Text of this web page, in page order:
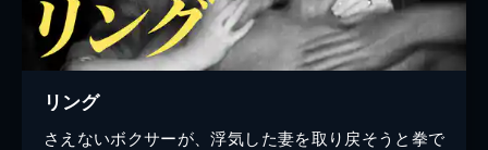
リング
さえないボクサーが、浮気した妻を取り戻そうと拳で